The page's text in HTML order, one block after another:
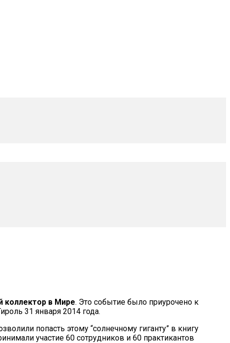
коллектор в Мире. Это событие было приурочено к
31 января 2014 года.
попасть этому “солнечному гиганту” в книгу
участие 60 сотрудников и 60 практикантов